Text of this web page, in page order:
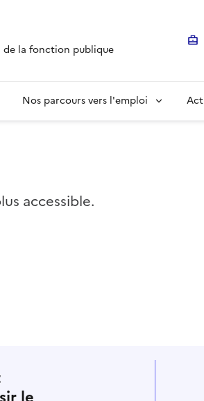
de la fonction publique
Nos parcours vers l'emploi
accessible.